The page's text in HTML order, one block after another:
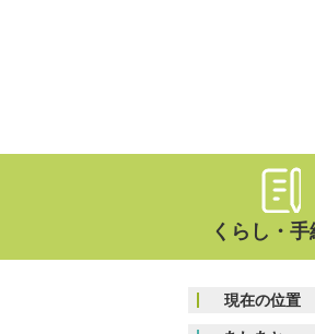
くらし・手
現在の位置